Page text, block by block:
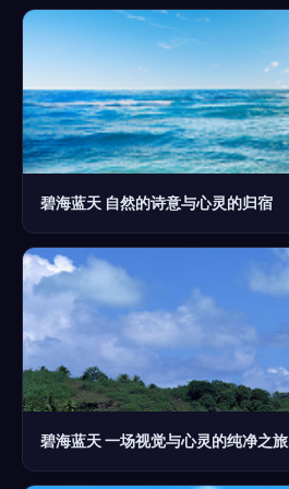
碧海蓝天 自然的诗意与心灵的归宿
碧海蓝天 一场视觉与心灵的纯净之旅